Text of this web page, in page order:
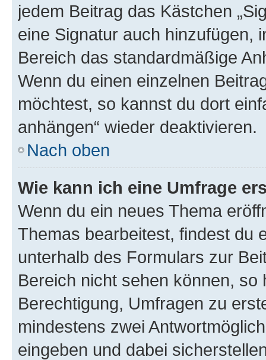
jedem Beitrag das Kästchen
eine Signatur auch hinzufügen,
Bereich das standardmäßige
Wenn du einen einzelnen
möchtest, so kannst du dort
anhängen“ wieder deaktivieren.
Nach oben
Wie kann ich eine Umfrage
Wenn du ein neues Thema
Themas bearbeitest, findest du
unterhalb des Formulars zur
Bereich nicht sehen können,
Berechtigung, Umfragen zu
mindestens zwei
eingeben und dabei